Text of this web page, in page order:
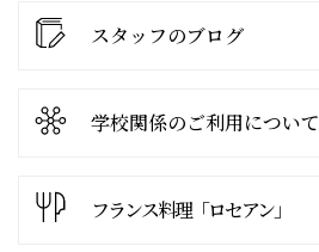
スタッフのブログ
学校関係のご利用について
フランス料理「ロセアン」